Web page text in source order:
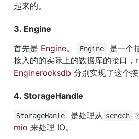
起来的。
3. Engine
首先是 Engine。 Engine
是一个
接入的的实际上的数据库的接口，
Enginerocksdb 分别实现了这个接
4. StorageHandle
StorageHanle 是处理从 sendch
mio 来处理 IO。